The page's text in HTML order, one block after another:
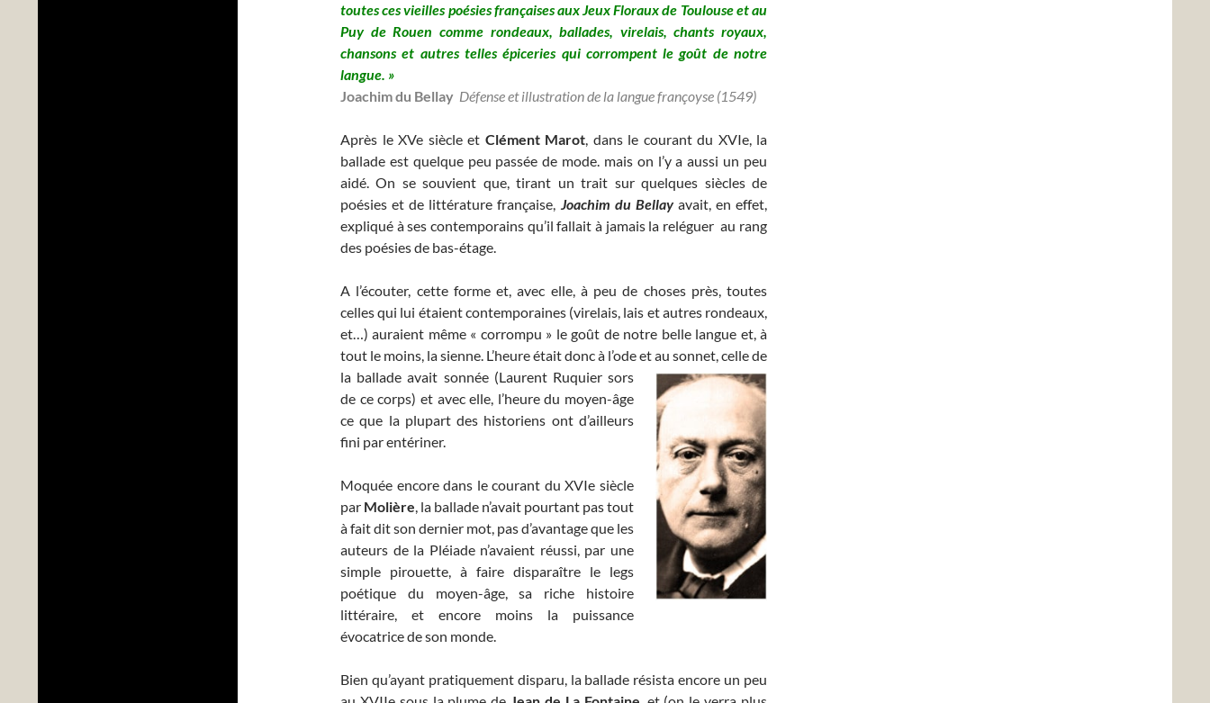
toutes ces vieilles poésies françaises aux Jeux Floraux de Toulouse et au
Puy de Rouen comme rondeaux, ballades, virelais, chants royaux,
chansons et autres telles épiceries qui corrompent le goût de notre
langue. »
Joachim du Bellay Défense et illustration de la langue françoyse (1549)
Après le XVe siècle et Clément Marot, dans le courant du XVIe, la
ballade est quelque peu passée de mode. mais on l’y a aussi un peu
aidé. On se souvient que, tirant un trait sur quelques siècles de
poésies et de littérature française, Joachim du Bellayavait, en effet,
expliqué à ses contemporains qu’il fallait à jamais la reléguer au rang
des poésies de bas-étage.
A l’écouter, cette forme et, avec elle, à peu de choses près, toutes
celles qui lui étaient contemporaines (virelais, lais et autres rondeaux,
et…) auraient même « corrompu » le goût de notre belle langue et, à
tout le moins, la sienne. L’heure était donc à l’ode et au sonnet,celle de
la ballade avait sonnée (Laurent Ruquier sors
de ce corps) et avec elle, l’heure du moyen-âge
ce que la plupart des historiens ont d’ailleurs
fini par entériner.
Moquée encore dans le courant du XVIe siècle
par Molière, la ballade n’avait pourtant pas tout
à fait dit son dernier mot, pas d’avantage que les
auteurs de la Pléiade n’avaient réussi, par une
simple pirouette, à faire disparaître le legs
poétique du moyen-âge, sa riche histoire
littéraire, et encore moins la puissance
évocatrice de son monde.
Bien qu’ayant pratiquement disparu, la ballade résista encore un peu